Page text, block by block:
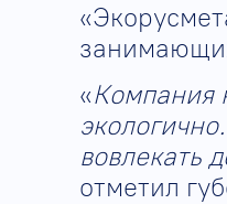
«Компания
вовлекать
отметил